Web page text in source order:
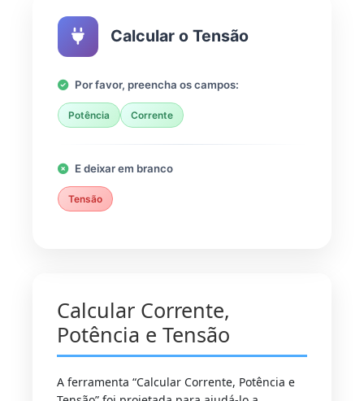
Calcular o Tensão
Por favor, preencha os campos:
Potência Corrente
E deixar em branco
Tensão
Calcular Corrente,
Potência e Tensão
A ferramenta “Calcular Corrente, Potência e